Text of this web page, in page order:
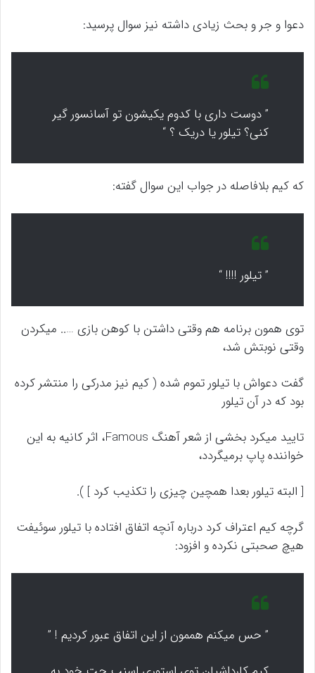
دعوا و جر و بحث زیادی داشته نیز سوال پرسید:
” دوست داری با کدوم یکیشون تو آسانسور گیر
کنی؟ تیلور یا دریک ؟ “
که کیم بلافاصله در جواب این سوال گفته:
” تیلور !!!! “
توی همون برنامه هم وقتی داشتن با کوهن بازی ….. میکردن
وقتی نوبتش شد،
گفت دعواش با تیلور تموم شده ( کیم نیز مدرکی را منتشر کرده
بود که در آن تیلور
تایید میکرد بخشی از شعر آهنگ Famous، اثر کانیه به این
خواننده پاپ برمیگردد،
[ البته تیلور بعدا همچین چیزی را تکذیب کرد ] ).
گرچه کیم اعتراف کرد درباره آنچه اتفاق افتاده با تیلور سوئیفت
هیچ صحبتی نکرده و افزود:
” حس میکنم هممون از این اتفاق عبور کردیم ! ”